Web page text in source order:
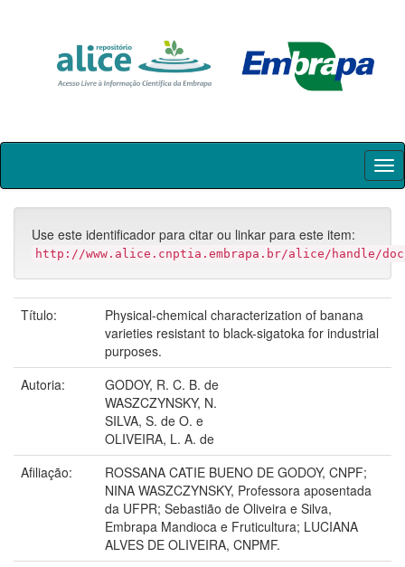
Skip
Use este identificador para citar ou linkar para este item:
http://www.alice.cnptia.embrapa.br/alice/handle/
Título:
Physical-chemical characterization of banana
varieties resistant to black-sigatoka for industrial
purposes.
Autoria:
GODOY, R. C. B. de
WASZCZYNSKY, N.
SILVA, S. de O. e
OLIVEIRA, L. A. de
Afiliação:
ROSSANA CATIE BUENO DE GODOY, CNPF;
NINA WASZCZYNSKY, Professora aposentada
da UFPR; Sebastião de Oliveira e Silva,
Embrapa Mandioca e Fruticultura; LUCIANA
ALVES DE OLIVEIRA, CNPMF.